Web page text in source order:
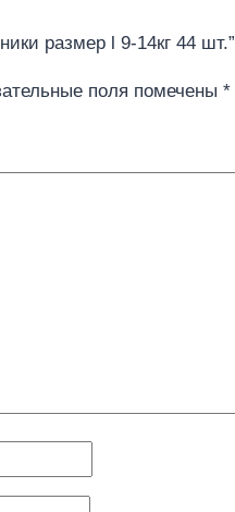
размер l 9-14кг 44 шт.”
поля помечены *